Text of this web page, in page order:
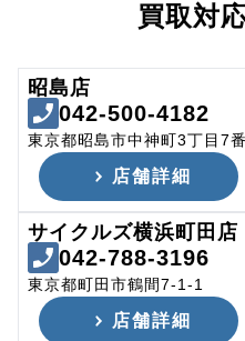
買取対
昭島店
042-500-4182
東京都昭島市中神町3丁目7
店舗詳細
サイクルズ横浜町田店
042-788-3196
東京都町田市鶴間7-1-1
店舗詳細